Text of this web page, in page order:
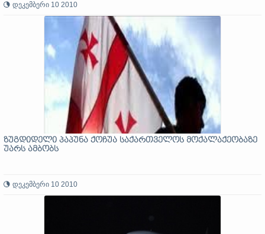
დეკემბერი 10 2010
ზუგდიდელი პაპუნა ქოჩუა საქართველოს მოქალაქეობაზე
უარს ამბობს
დეკემბერი 10 2010